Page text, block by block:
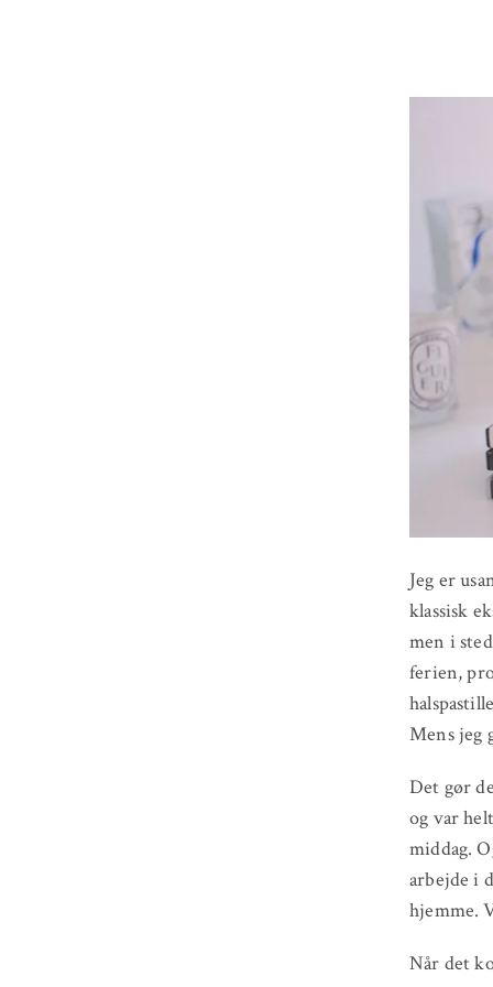
Jeg er
klassisk
men i
ferien,
Mens jeg
Det gør
og var
middag.
arbejde i
hjemme.
Når det